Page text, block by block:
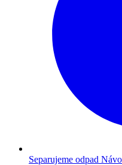
Separujeme odpad